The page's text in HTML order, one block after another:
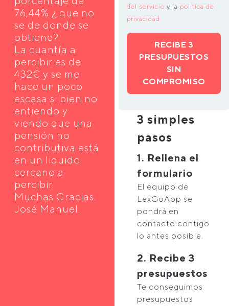
76,44% ¿ que no
se de donde se
obtiene?.
La cuantía a
percibir es de
432€ y se me
hace un poco
escasa si bien no
entiendo y
viendo que una
pensión no
contributiva está
en un liquido
cercano a
percibir.
Muchas Gracias.
José Manuel.
del servicio y la política de
privacidad
RECIBE 3
PRESUPUESTOS
SIN
COMPROMISO
3 simples
pasos
1. Rellena el
formulario
El equipo de
LexGoApp se
pondrá en
contacto contigo
lo antes posible.
2. Recibe 3
presupuestos
Te conseguimos
presupuestos